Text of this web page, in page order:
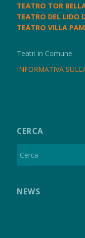
TEATRO TOR
TEATRO DEL LIDO
TEATRO VILLA
Teatri in Comune
INFORMATIVA
CERCA
NEWS